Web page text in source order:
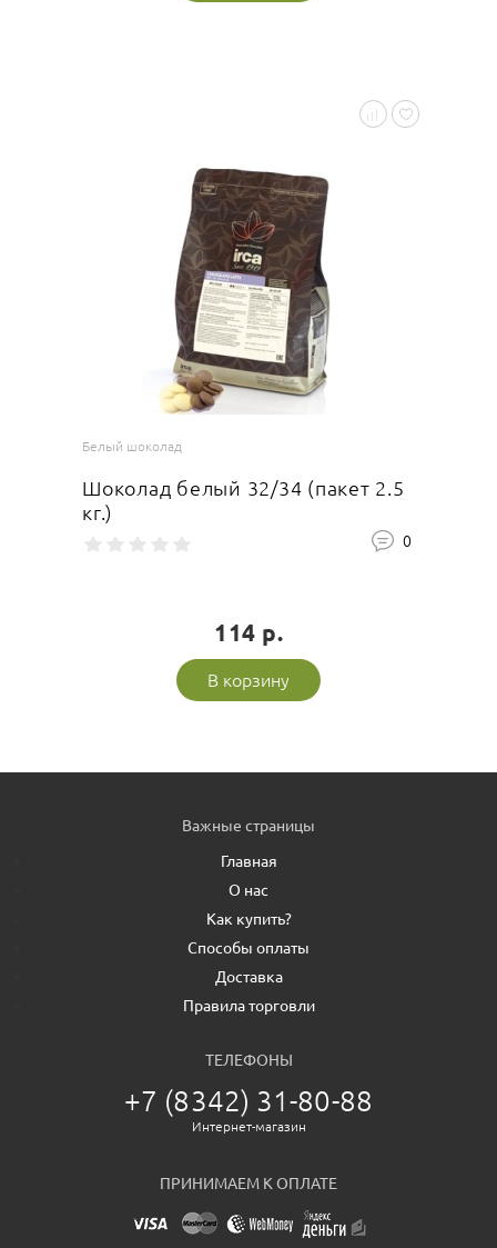
Белый шоколад
Шоколад белый 32/34 (пакет 2.5
кг.)
0
114 р.
В корзину
Важные страницы
Главная
О нас
Как купить?
Способы оплаты
Доставка
Правила торговли
ТЕЛЕФОНЫ
+7 (8342) 31-80-88
Интернет-магазин
ПРИНИМАЕМ К ОПЛАТЕ